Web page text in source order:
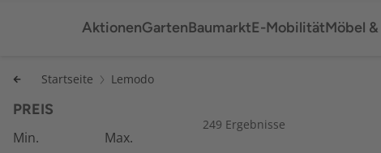
AktionenGartenBaumarktE-MobilitätMöbel
Startseite Lemodo
PREIS
Min.
Max.
249 Ergebnisse